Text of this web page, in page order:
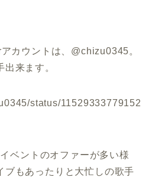
カウントは、@chizu0345。
来ます。
status/11529333779152
ベントのオファーが多い様
ブもあったりと大忙しの歌手